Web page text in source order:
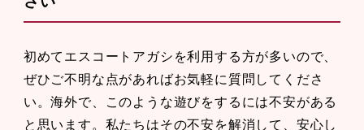
初めてエスコートアガシを利用する方が多いので、
ぜひご不明な点があればお気軽に質問してくださ
い。海外で、このような遊びをするには不安がある
と思います。私たちはその不安を解消して、安心し